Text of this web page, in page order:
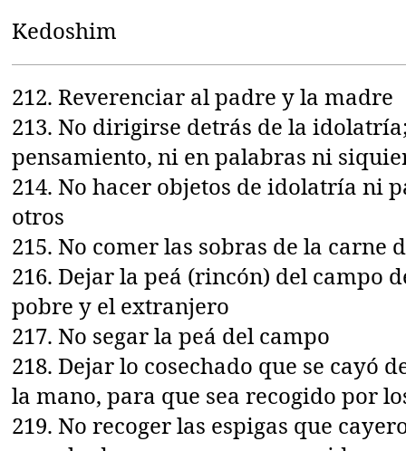
Kedoshim
212. Reverenciar al padre y la madre
213. No dirigirse detrás de la
pensamiento, ni en palabras ni
214. No hacer objetos de idolatría ni
otros
215. No comer las sobras de la carne
216. Dejar la peá (rincón) del campo
pobre y el extranjero
217. No segar la peá del campo
218. Dejar lo cosechado que se cayó
la mano, para que sea recogido por
219. No recoger las espigas que